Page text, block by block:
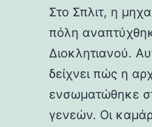
Στο Σπλιτ, η
πόλη
Διοκλητιανού.
δείχνει πώς η
ενσωματώθηκε
γενεών. Οι